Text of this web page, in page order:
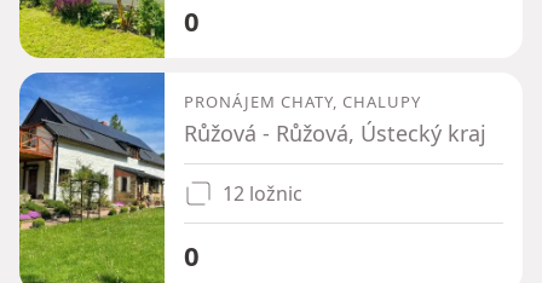
0
PRONÁJEM CHATY, CHALUPY
Růžová - Růžová, Ústecký kraj
12 ložnic
0